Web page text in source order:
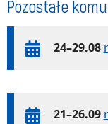
Pozostałe
24–29.08
21–26.09